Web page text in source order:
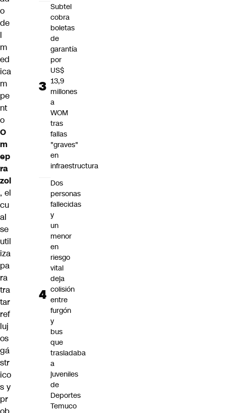
o
de
l
m
ed
ica
m
pe
nt
o
O
m
ep
ra
zol
, el
cu
al
se
util
iza
pa
ra
tra
tar
ref
luj
os
gá
str
ico
s y
pr
Subtel
cobra
boletas
de
garantía
por
US$
13,9
millones
a
WOM
tras
fallas
"graves"
en
infraestructura
Dos
personas
fallecidas
y
un
menor
en
riesgo
vital
deja
colisión
entre
furgón
y
bus
que
trasladaba
a
juveniles
de
Deportes
Temuco